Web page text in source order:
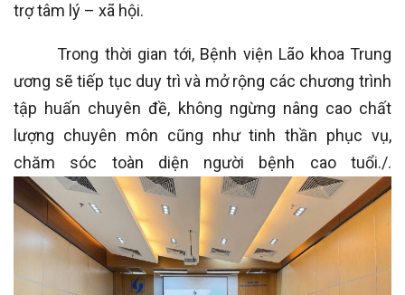
trợ tâm lý – xã hội.
Trong thời gian tới, Bệnh viện Lão khoa Trung
ương sẽ tiếp tục duy trì và mở rộng các chương trình
tập huấn chuyên đề, không ngừng nâng cao chất
lượng chuyên môn cũng như tinh thần phục vụ,
chăm sóc toàn diện người bệnh cao tuổi./.